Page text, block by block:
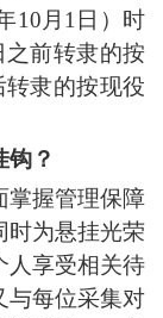
10月1日）时
之前转隶的按
隶的按现役
钩？
掌握管理保障
时为悬挂光荣
人享受相关待
与每位采集对